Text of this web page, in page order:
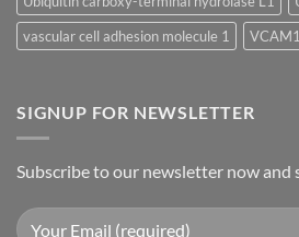
vascular cell adhesion molecule 1
VCAM1
SIGNUP FOR NEWSLETTER
Subscribe to our newsletter now and